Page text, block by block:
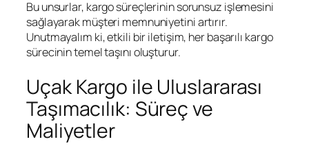
Bu unsurlar, kargo süreçlerinin sorunsuz işlemesini
sağlayarak müşteri memnuniyetini artırır.
Unutmayalım ki, etkili bir iletişim, her başarılı kargo
sürecinin temel taşını oluşturur.
Uçak Kargo ile Uluslararası
Taşımacılık: Süreç ve
Maliyetler